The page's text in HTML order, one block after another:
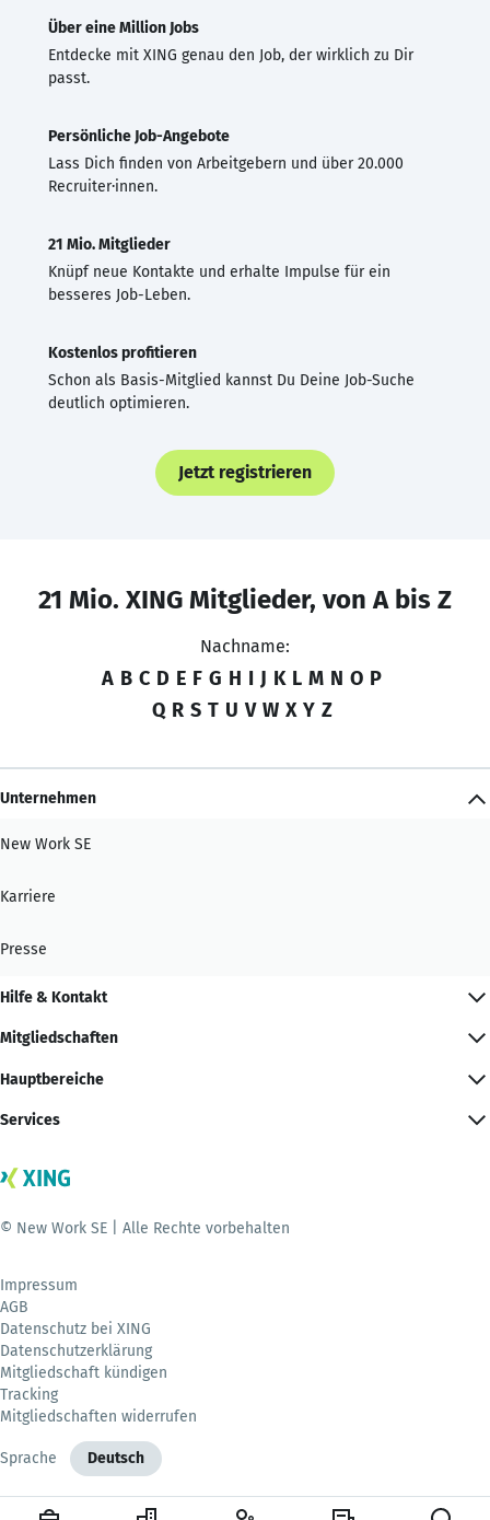
Über eine Million Jobs
Entdecke mit XING genau den Job, der wirklich zu Dir
passt.
Persönliche Job-Angebote
Lass Dich finden von Arbeitgebern und über 20.000
Recruiter·innen.
21 Mio. Mitglieder
Knüpf neue Kontakte und erhalte Impulse für ein
besseres Job-Leben.
Kostenlos profitieren
Schon als Basis-Mitglied kannst Du Deine Job-Suche
deutlich optimieren.
Jetzt registrieren
21 Mio. XING Mitglieder, von A bis Z
Nachname:
A B C D E F G H I J K L M N O P
Q R S T U V W X Y Z
Unternehmen
New Work SE
Karriere
Presse
Hilfe & Kontakt
Mitgliedschaften
Hauptbereiche
Services
© New Work SE | Alle Rechte vorbehalten
Impressum
AGB
Datenschutz bei XING
Datenschutzerklärung
Mitgliedschaft kündigen
Tracking
Mitgliedschaften widerrufen
Sprache Deutsch